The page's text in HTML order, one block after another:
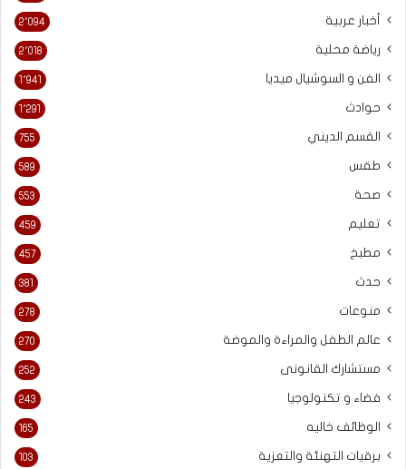
أخبار عربية 2٬094
رياضة محلية 2٬018
الفن و السوشيال ميديا 1٬941
حوادث 1٬291
القسم الديني 755
طقس 589
صحة 553
تعليم 459
مطبخ 457
حدث 381
منوعات 278
عالم الطفل والمراءة والموضة 270
مستشارك القانونى 252
فضاء و تكنولوجيا 243
الوظائف خاليه 165
برقيات التهنئة والتعزية 103